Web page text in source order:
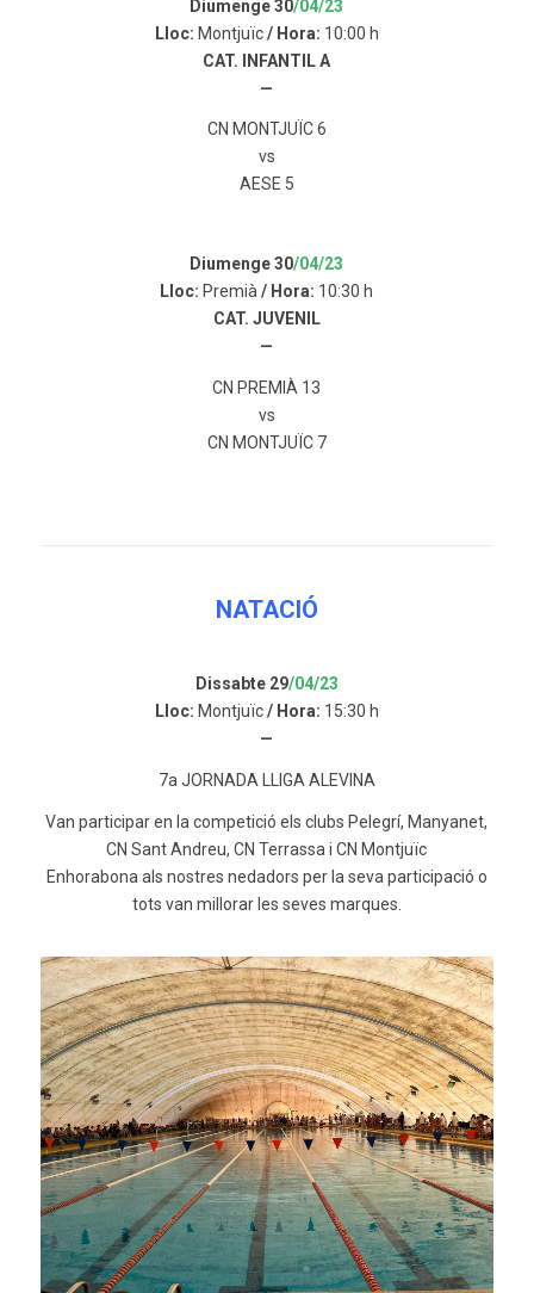
Diumenge 30/04/23
Lloc: Montjuïc/ Hora: 10:00 h
CAT. INFANTIL A
—
CN MONTJUÏC 6
vs
AESE 5
Diumenge 30/04/23
Lloc: Premià/ Hora: 10:30 h
CAT. JUVENIL
—
CN PREMIÀ 13
vs
CN MONTJUÏC 7
NATACIÓ
Dissabte 29/04/23
Lloc: Montjuïc/ Hora: 15:30 h
—
7a JORNADA LLIGA ALEVINA
Van participar en la competició els clubs Pelegrí, Manyanet,
CN Sant Andreu,CN Terrassa iCN Montjuïc
Enhorabona als nostres nedadors per la seva participació o
tots van millorar les seves marques.